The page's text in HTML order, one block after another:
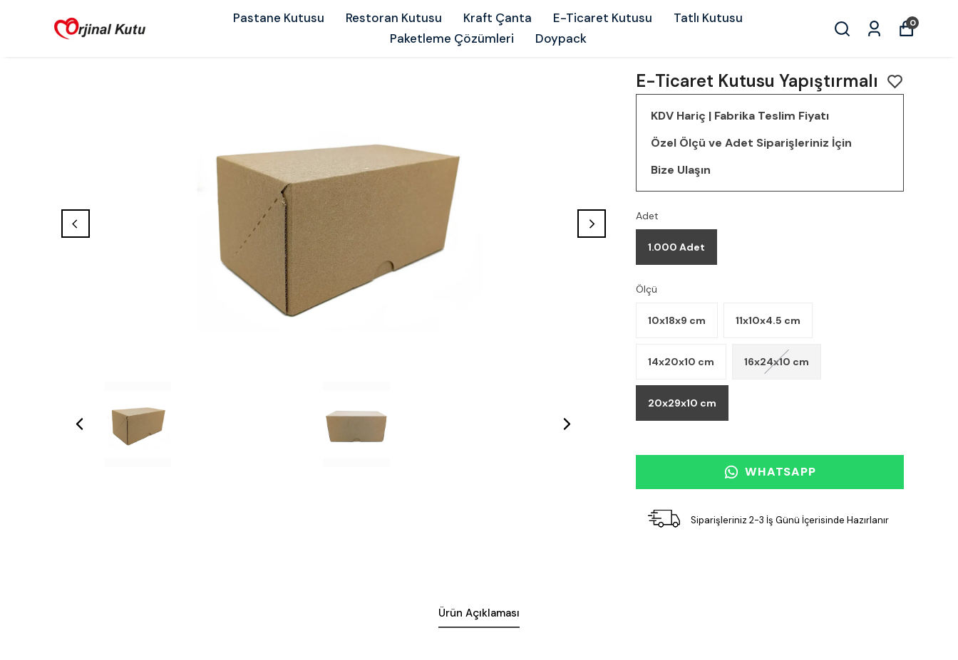
Pastane Kutusu Restoran Kutusu Kraft Çanta E-Ticaret Kutusu
Tatlı Kutusu
Paketleme Çözümleri
Doypack
0
E-Ticaret Kutusu Yapıştırmalı
KDV Hariç | Fabrika Teslim Fiyatı
Özel Ölçü ve Adet Siparişleriniz İçin
Bize Ulaşın
Adet
1.000 Adet
Ölçü
10x18x9 cm 11x10x4.5 cm
14x20x10 cm 16x24x10 cm
20x29x10 cm
WHATSAPP
Siparişleriniz 2-3 İş Günü İçerisinde Hazırlanır
Ürün Açıklaması